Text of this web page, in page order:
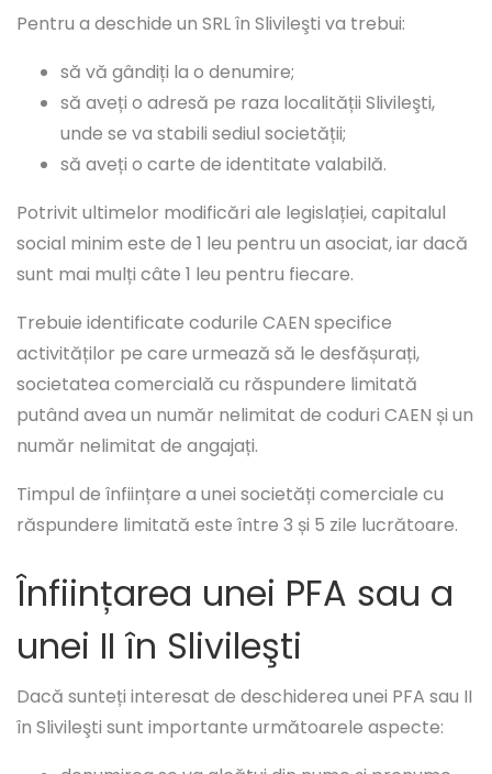
Pentru a deschide un SRL în Slivileşti va trebui:
să vă gândiți la o denumire;
să aveți o adresă pe raza localității Slivileşti,
unde se va stabili sediul societății;
să aveți o carte de identitate valabilă.
Potrivit ultimelor modificări ale legislației, capitalul
social minim este de 1 leu pentru un asociat, iar dacă
sunt mai mulți câte 1 leu pentru fiecare.
Trebuie identificate codurile CAEN specifice
activităților pe care urmează să le desfășurați,
societatea comercială cu răspundere limitată
putând avea un număr nelimitat de coduri CAEN și un
număr nelimitat de angajați.
Timpul de înființare a unei societăți comerciale cu
răspundere limitată este între 3 și 5 zile lucrătoare.
Înființarea unei PFA sau a
unei II în Slivileşti
Dacă sunteți interesat de deschiderea unei PFA sau II
în Slivileşti sunt importante următoarele aspecte: